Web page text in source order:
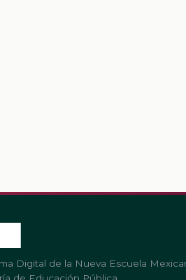
Digital de la Nueva Escuela